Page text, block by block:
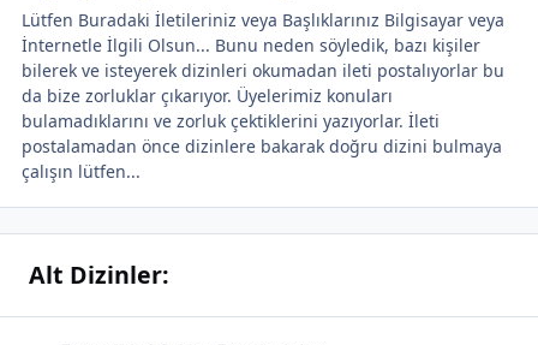
Lütfen Buradaki İletileriniz veya Başlıklarınız Bilgisayar veya
İnternetle İlgili Olsun... Bunu neden söyledik, bazı kişiler
bilerek ve isteyerek dizinleri okumadan ileti postalıyorlar bu
da bize zorluklar çıkarıyor. Üyelerimiz konuları
bulamadıklarını ve zorluk çektiklerini yazıyorlar. İleti
postalamadan önce dizinlere bakarak doğru dizini bulmaya
çalışın lütfen...
Alt Dizinler: